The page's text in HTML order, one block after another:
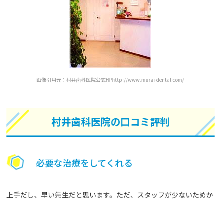
画像引用元：村井歯科医院公式HPhttp://www.murai-dental.com/
村井歯科医院の口コミ評判
必要な治療をしてくれる
上手だし、早い先生だと思います。ただ、スタッフが少ないためか